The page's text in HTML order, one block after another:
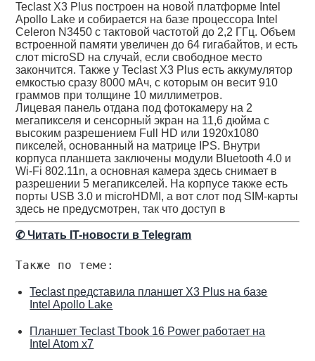
Teclast X3 Plus построен на новой платформе Intel
Apollo Lake и собирается на базе процессора Intel
Celeron N3450 с тактовой частотой до 2,2 ГГц. Объем
встроенной памяти увеличен до 64 гигабайтов, и есть
слот microSD на случай, если свободное место
закончится. Также у Teclast X3 Plus есть аккумулятор
емкостью сразу 8000 мАч, с которым он весит 910
граммов при толщине 10 миллиметров.
Лицевая панель отдана под фотокамеру на 2
мегапикселя и сенсорный экран на 11,6 дюйма с
высоким разрешением Full HD или 1920х1080
пикселей, основанный на матрице IPS. Внутри
корпуса планшета заключены модули Bluetooth 4.0 и
Wi-Fi 802.11n, а основная камера здесь снимает в
разрешении 5 мегапикселей. На корпусе также есть
порты USВ 3.0 и microHDMI, а вот слот под SIM-карты
здесь не предусмотрен, так что доступ в
✆Читать IT-новости в Telegram
Также по теме:
Teclast представила планшет X3 Plus на базе
Intel Apollo Lake
Планшет Teclast Tbook 16 Power работает на
Intel Atom x7